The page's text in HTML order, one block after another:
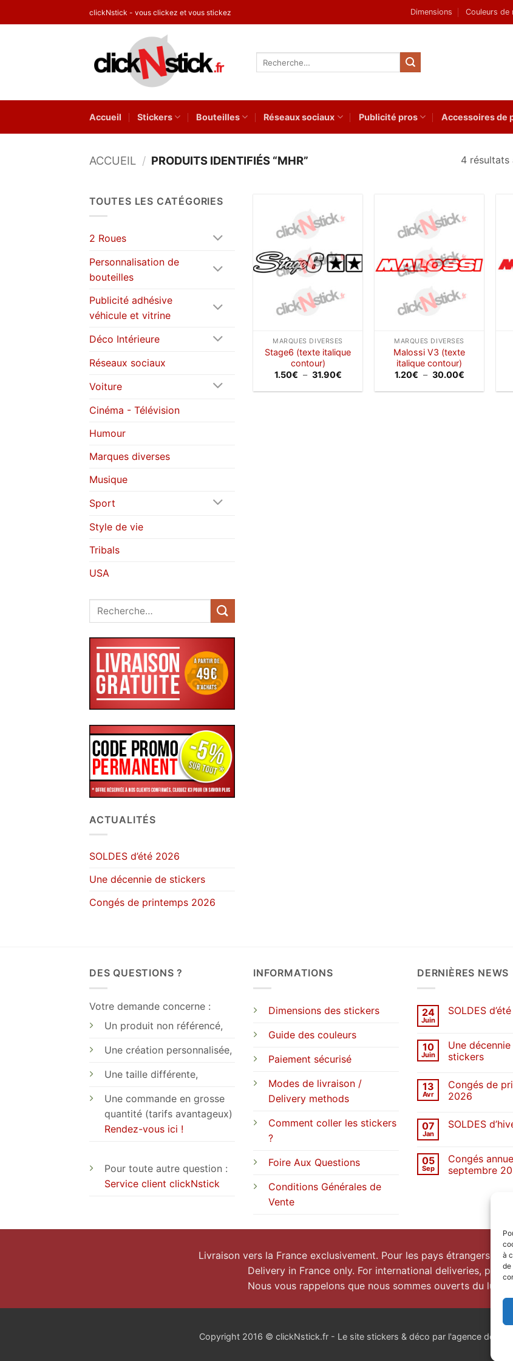
à
de
au
clickNstick - vous clickez et vous stickez Dimensions Couleurs de
Accueil Stickers Bouteilles Réseaux sociaux Publicité pros Accessoires de
ACCUEIL / PRODUITS IDENTIFIÉS “MHR” 4 résultats
TOUTES LES CATÉGORIES
2 Roues
Personnalisation de
bouteilles
Publicité adhésive
véhicule et vitrine
Déco Intérieure
Réseaux sociaux
Voiture
Cinéma - Télévision
Humour
Marques diverses
Musique
Sport
Style de vie
Tribals
USA
Recherche
ACTUALITÉS
SOLDES d’été 2026
Une décennie de stickers
Congés de printemps 2026
MARQUES DIVERSES
Stage6 (texte italique
contour)
1.50€ – 31.90€Plage
prix :
MARQUES DIVERSES
Malossi V3 (texte
italique contour)
1.20€ – 30.00€Plage
prix :
DES QUESTIONS ?
Votre demande concerne :
Un produit non référencé,
Une création personnalisée,
Une taille différente,
Une commande en grosse
quantité (tarifs avantageux)
Rendez-vous ici !
Pour toute autre question :
Service client clickNstick
INFORMATIONS
Dimensions des stickers
Guide des couleurs
Paiement sécurisé
Modes de livraison /
Delivery methods
Comment coller les stickers
?
Foire Aux Questions
Conditions Générales de
Vente
DERNIÈRES NEWS
24
Juin
SOLDES
SOLDES
d’été
2026
10
Juin
Une
stickers
sur
Une
décennie
13
Avr
Congés de
2026
sur
2026
07
Jan
SOLDES
SOLDES
d’hiver
2026
05
Sep
Congés
septembre
2025
Livraison vers la France exclusivement. Pour les pays étrangers,
Delivery in France only. For international deliveries,
Nous vous rappelons que nous sommes ouverts du lundi
Copyright 2016 © clickNstick.fr - Le site stickers & déco par l'agence de